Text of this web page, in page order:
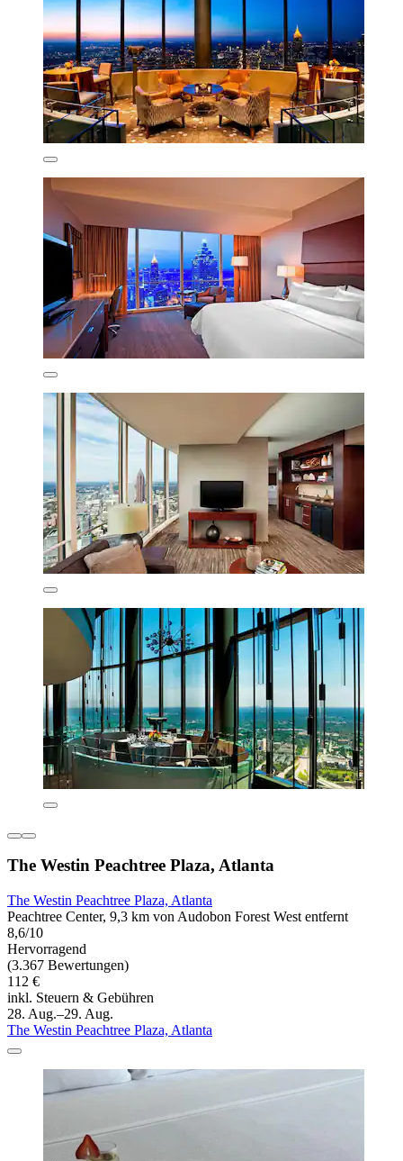
The Westin Peachtree Plaza, Atlanta
The Westin Peachtree Plaza, Atlanta
Peachtree Center, 9,3 km von Audobon Forest West entfernt
8,6/10
Hervorragend
(3.367 Bewertungen)
112 €
inkl. Steuern & Gebühren
28. Aug.–29. Aug.
The Westin Peachtree Plaza, Atlanta